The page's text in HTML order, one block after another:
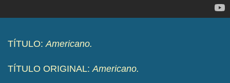
TÍTULO: Americano.
TÍTULO ORIGINAL: Americano.